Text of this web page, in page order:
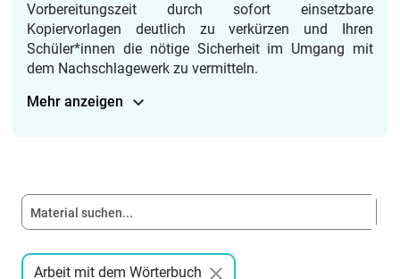
Vorbereitungszeit durch sofort einsetzbare
Kopiervorlagen deutlich zu verkürzen und Ihren
Schüler*innen die nötige Sicherheit im Umgang mit
dem Nachschlagewerk zu vermitteln.
Mehr anzeigen
Arbeit mit dem Wörterbuch